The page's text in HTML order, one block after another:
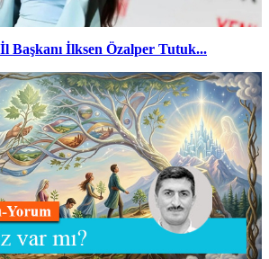
Başkanı İlksen Özalper Tutuk...